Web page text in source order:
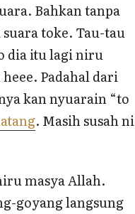
Bahkan tanpa
toke. Tau-tau
dia itu lagi niru
Padahal dari
kan nyuarain “to
. Masih susah ni
masya Allah.
goyang langsung